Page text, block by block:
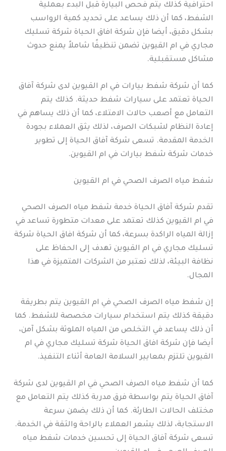
احترافية كذلك يتم فحص البيارة قبل البدء بعملية
الشفط، كما أن ذلك يساعد على تحديد كمية الرواسب
بشكل دقيق، أيضا فإن شركة افاق الحياة شركة تسليك
مجاري في ام القيوين تضمن تنظيفًا شاملاً يمنع حدوث
مشاكل مستقبلية.
كما أن شركة شفط بيارات في ام القيوين لدى شركة آفاق
الحياة تعتمد على سيارات شفط حديثة. كذلك يتم
التعامل مع أصعب حالات الامتلاء، كما أن ذلك يساهم في
إعادة النظام لشبكات الصرف، لذلك يثق العملاء بجودة
الخدمة المقدمة. تسعى شركة آفاق الحياة إلى تطوير
خدمات شركة شفط بيارات في ام القيوين.
شفط مياه الصرف الصحي في ام القيوين
تقدم شركة آفاق الحياة خدمة شفط مياه الصرف الصحي
في ام القيوين كذلك تعتمد على معدات متطورة تساعد في
إزالة المياه الراكدة بسرعة، كما أن شركة افاق الحياة شركة
تسليك مجاري في ام القيوين تهدف إلى الحفاظ على
نظافة البيئة، لذلك تعتبر من الشركات المتميزة في هذا
المجال.
إن شفط مياه الصرف الصحي في ام القيوين يتم بطريقة
دقيقة كذلك يتم استخدام سيارات مخصصة للشفط. كما
أن ذلك يساعد في التخلص من المياه الملوثة بشكل آمن،
أيضا فإن شركة افاق الحياة شركة تسليك مجاري في ام
القيوين تلتزم بمعايير السلامة العامة أثناء التنفيذ.
كما أن شفط مياه الصرف الصحي في ام القيوين لدى شركة
آفاق الحياة يتم بواسطة فرق مدربة كذلك يتم التعامل مع
مختلف الحالات الطارئة. كما أن ذلك يضمن سرعة
الاستجابة، لذلك يشعر العملاء بالراحة والثقة في الخدمة.
تسعى شركة آفاق الحياة إلى تحسين خدمات شفط مياه